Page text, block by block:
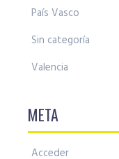
País Vasco
Sin categoría
Valencia
META
Acceder